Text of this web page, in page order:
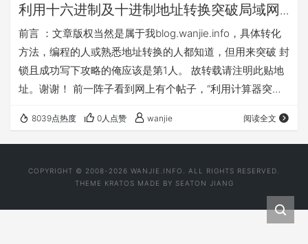
利用十六进制及十进制地址转换突破局域网
ip或域名封锁
前言 ：文章版权当然是属于我blog.wanjie.info，具体转化
方法，编程的人或熟悉地址转换的人都知道，但用来突破 封
锁且成功写下攻略的俺应该是第1人。 故转载请注明此贴地
址。谢谢！ 前一阵子看到网上有个帖子，“利用计算器突破
器转换ip地址为二进制后，去掉点, 再合并,然后再转换为10
进制。 试验了一下，没有成功过，通过换算，最后出现的数
出现问题。数字出现偏差 。现在想来也许不是方法问题，因
8039点热度 0人点赞 wanjie 阅读全文
COPYRIGHT © 2008-2026 WANJIE.INFO. ALL RIGHTS RESERVED.
THEME KRATOS MADE BY SEATON JIANG